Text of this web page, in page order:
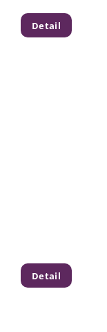
Detail
Detail